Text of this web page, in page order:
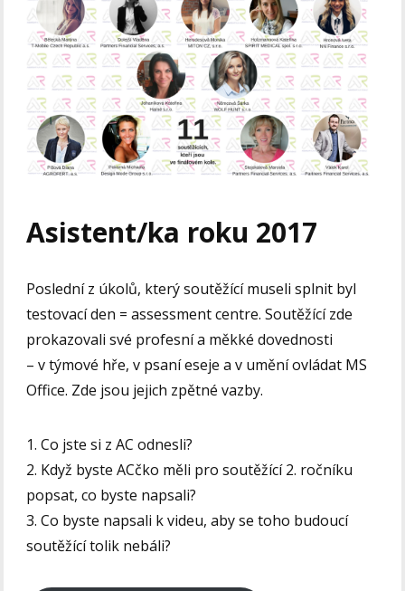
Asistent/ka roku 2017
Poslední z úkolů, který soutěžící museli splnit byl
testovací den = assessment centre. Soutěžící zde
prokazovali své profesní a měkké dovednosti
– v týmové hře, v psaní eseje a v umění ovládat MS
Office. Zde jsou jejich zpětné vazby.
1. Co jste si z AC odnesli?
2. Když byste ACčko měli pro soutěžící 2. ročníku
popsat, co byste napsali?
3. Co byste napsali k videu, aby se toho budoucí
soutěžící tolik nebáli?